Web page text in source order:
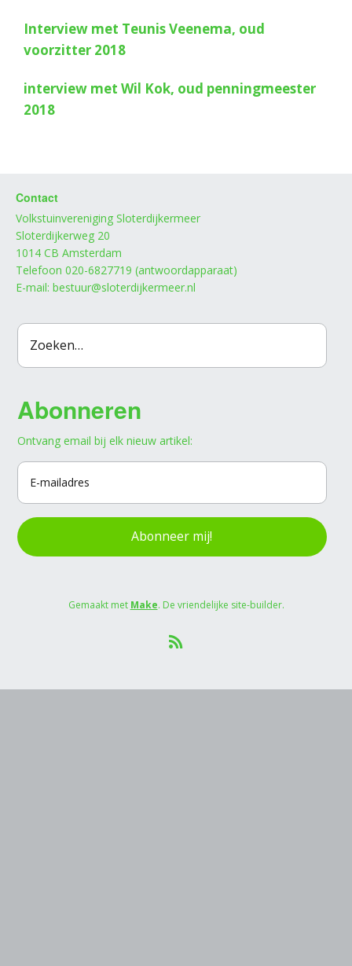
Interview met Teunis Veenema, oud
voorzitter 2018
interview met Wil Kok, oud penningmeester
2018
Contact
Volkstuinvereniging Sloterdijkermeer
Sloterdijkerweg 20
1014 CB Amsterdam
Telefoon 020-6827719 (antwoordapparaat)
E-mail: bestuur@sloterdijkermeer.nl
Abonneren
Ontvang email bij elk nieuw artikel:
Abonneer mij!
Gemaakt met Make. De vriendelijke site-builder.